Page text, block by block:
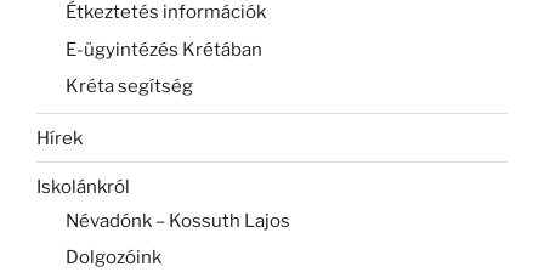
Étkeztetés információk
E-ügyintézés Krétában
Kréta segítség
Hírek
Iskolánkról
Névadónk – Kossuth Lajos
Dolgozóink